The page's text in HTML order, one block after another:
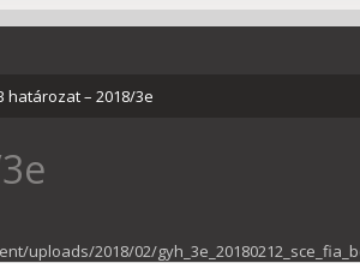
határozat – 2018/3e
uploads/2018/02/